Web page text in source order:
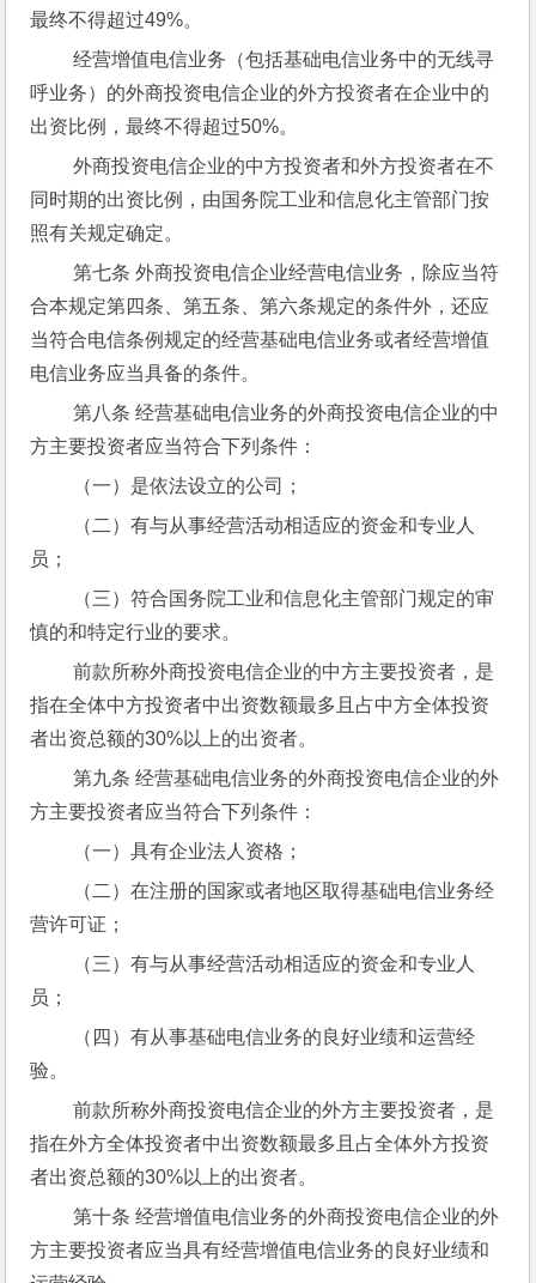
最终不得超过49%。
经营增值电信业务（包括基础电信业务中的无线寻
呼业务）的外商投资电信企业的外方投资者在企业中的
出资比例，最终不得超过50%。
外商投资电信企业的中方投资者和外方投资者在不
同时期的出资比例，由国务院工业和信息化主管部门按
照有关规定确定。
第七条 外商投资电信企业经营电信业务，除应当符
合本规定第四条、第五条、第六条规定的条件外，还应
当符合电信条例规定的经营基础电信业务或者经营增值
电信业务应当具备的条件。
第八条 经营基础电信业务的外商投资电信企业的中
方主要投资者应当符合下列条件：
（一）是依法设立的公司；
员；
慎的和特定行业的要求。
前款所称外商投资电信企业的中方主要投资者，是
指在全体中方投资者中出资数额最多且占中方全体投资
者出资总额的30%以上的出资者。
第九条 经营基础电信业务的外商投资电信企业的外
方主要投资者应当符合下列条件：
（一）具有企业法人资格；
营许可证；
员；
验。
前款所称外商投资电信企业的外方主要投资者，是
指在外方全体投资者中出资数额最多且占全体外方投资
者出资总额的30%以上的出资者。
第十条 经营增值电信业务的外商投资电信企业的外
方主要投资者应当具有经营增值电信业务的良好业绩和